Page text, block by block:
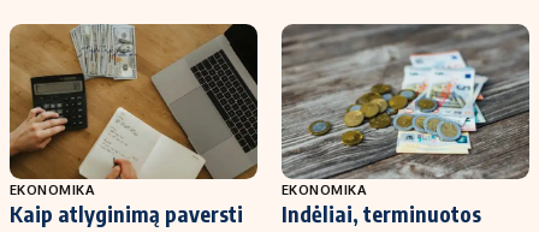
EKONOMIKA
Kaip atlyginimą paversti
EKONOMIKA
Indėliai, terminuotos